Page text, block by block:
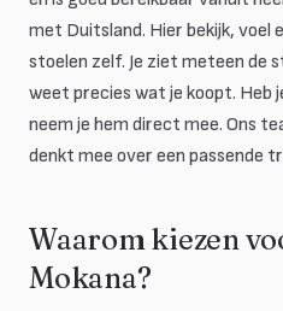
met Duitsland. Hier bekijk, voel
stoelen zelf. Je ziet meteen de
weet precies wat je koopt. Heb
neem je hem direct mee. Ons
denkt mee over een passende
Waarom kiezen
Mokana?